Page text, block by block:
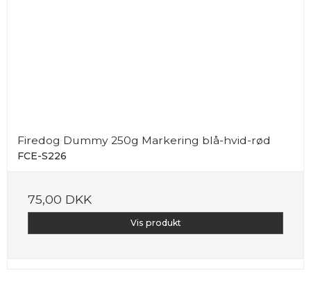
Firedog Dummy 250g Markering blå-hvid-rød
FCE-S226
75,00 DKK
Vis produkt